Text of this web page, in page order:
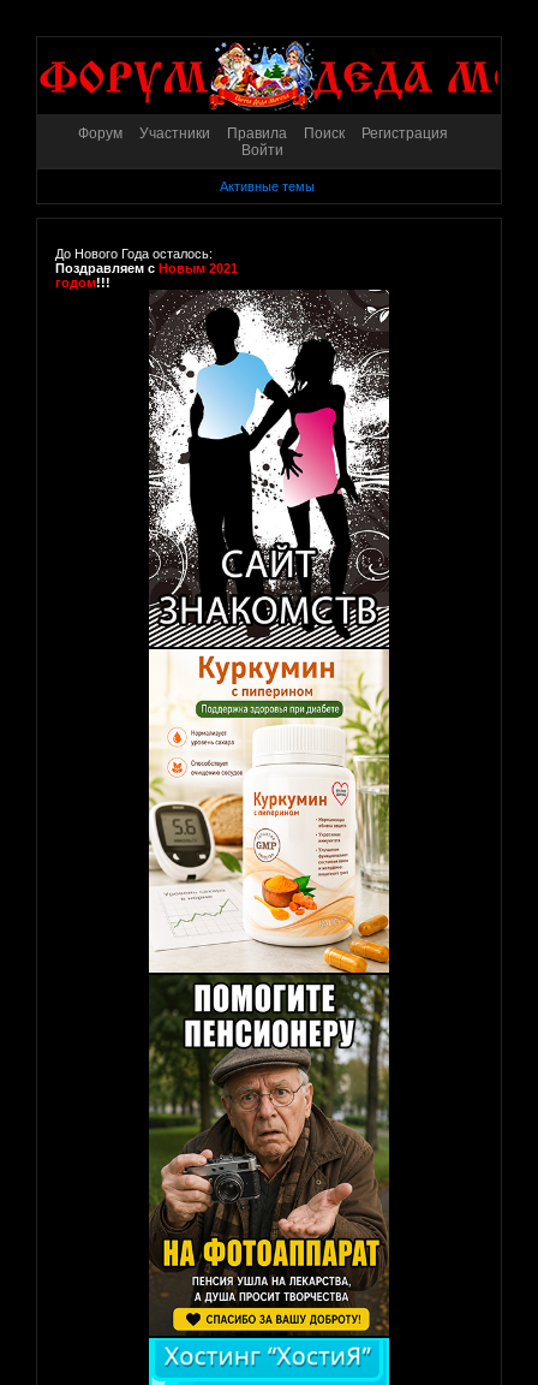
Форум Участники Правила Поиск
Регистрация
Войти
Активные темы
До Нового Года осталось:
Поздравляем с Новым 2021
годом!!!